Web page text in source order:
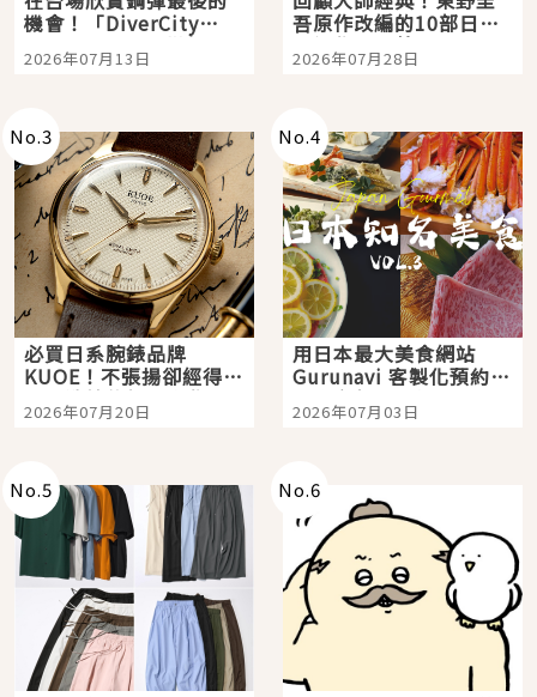
機會！「DiverCity
Tokyo Plaza」搭船、
購物、美食及夜景，一
2026年07月13日
吾原作改編的10部日本
影視作品推薦
2026年07月28日
No.3
必買日系腕錶品牌
KUOE！不張揚卻經得起
時間洗鍊的經典之作五
選
2026年07月20日
No.4
用日本最大美食網站
Gurunavi 客製化預約九
大都市餐廳，打造專屬
美食體驗！
2026年07月03日
No.5 No.6